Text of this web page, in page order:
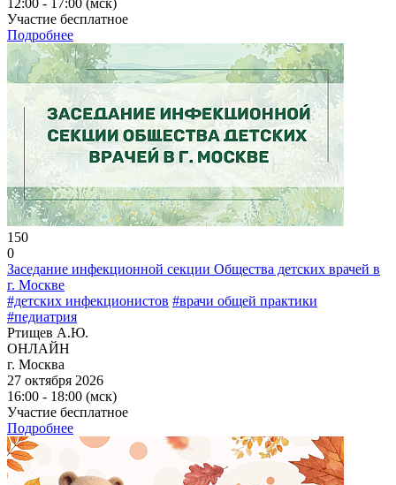
Участие бесплатное
Подробнее
150
0
Заседание инфекционной секции Общества детских врачей в
г. Москве
#детских инфекционистов #врачи общей практики
#педиатрия
Ртищев А.Ю.
ОНЛАЙН
г. Москва
27 октября 2026
16:00 - 18:00 (мск)
Участие бесплатное
Подробнее